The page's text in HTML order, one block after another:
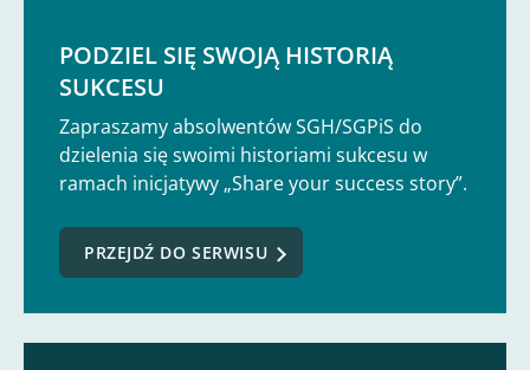
PODZIEL SIĘ SWOJĄ HISTORIĄ
SUKCESU
Zapraszamy absolwentów SGH/SGPiS do
dzielenia się swoimi historiami sukcesu w
ramach inicjatywy „Share your success story”.
PRZEJDŹ DO SERWISU